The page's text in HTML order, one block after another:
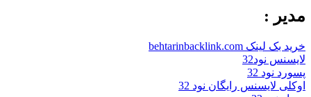
مدیر :
خرید بک لینک behtarinbacklink.com
لایسنس نود32
پسورد نود 32
اوکلی لایسنس رایگان نود 32